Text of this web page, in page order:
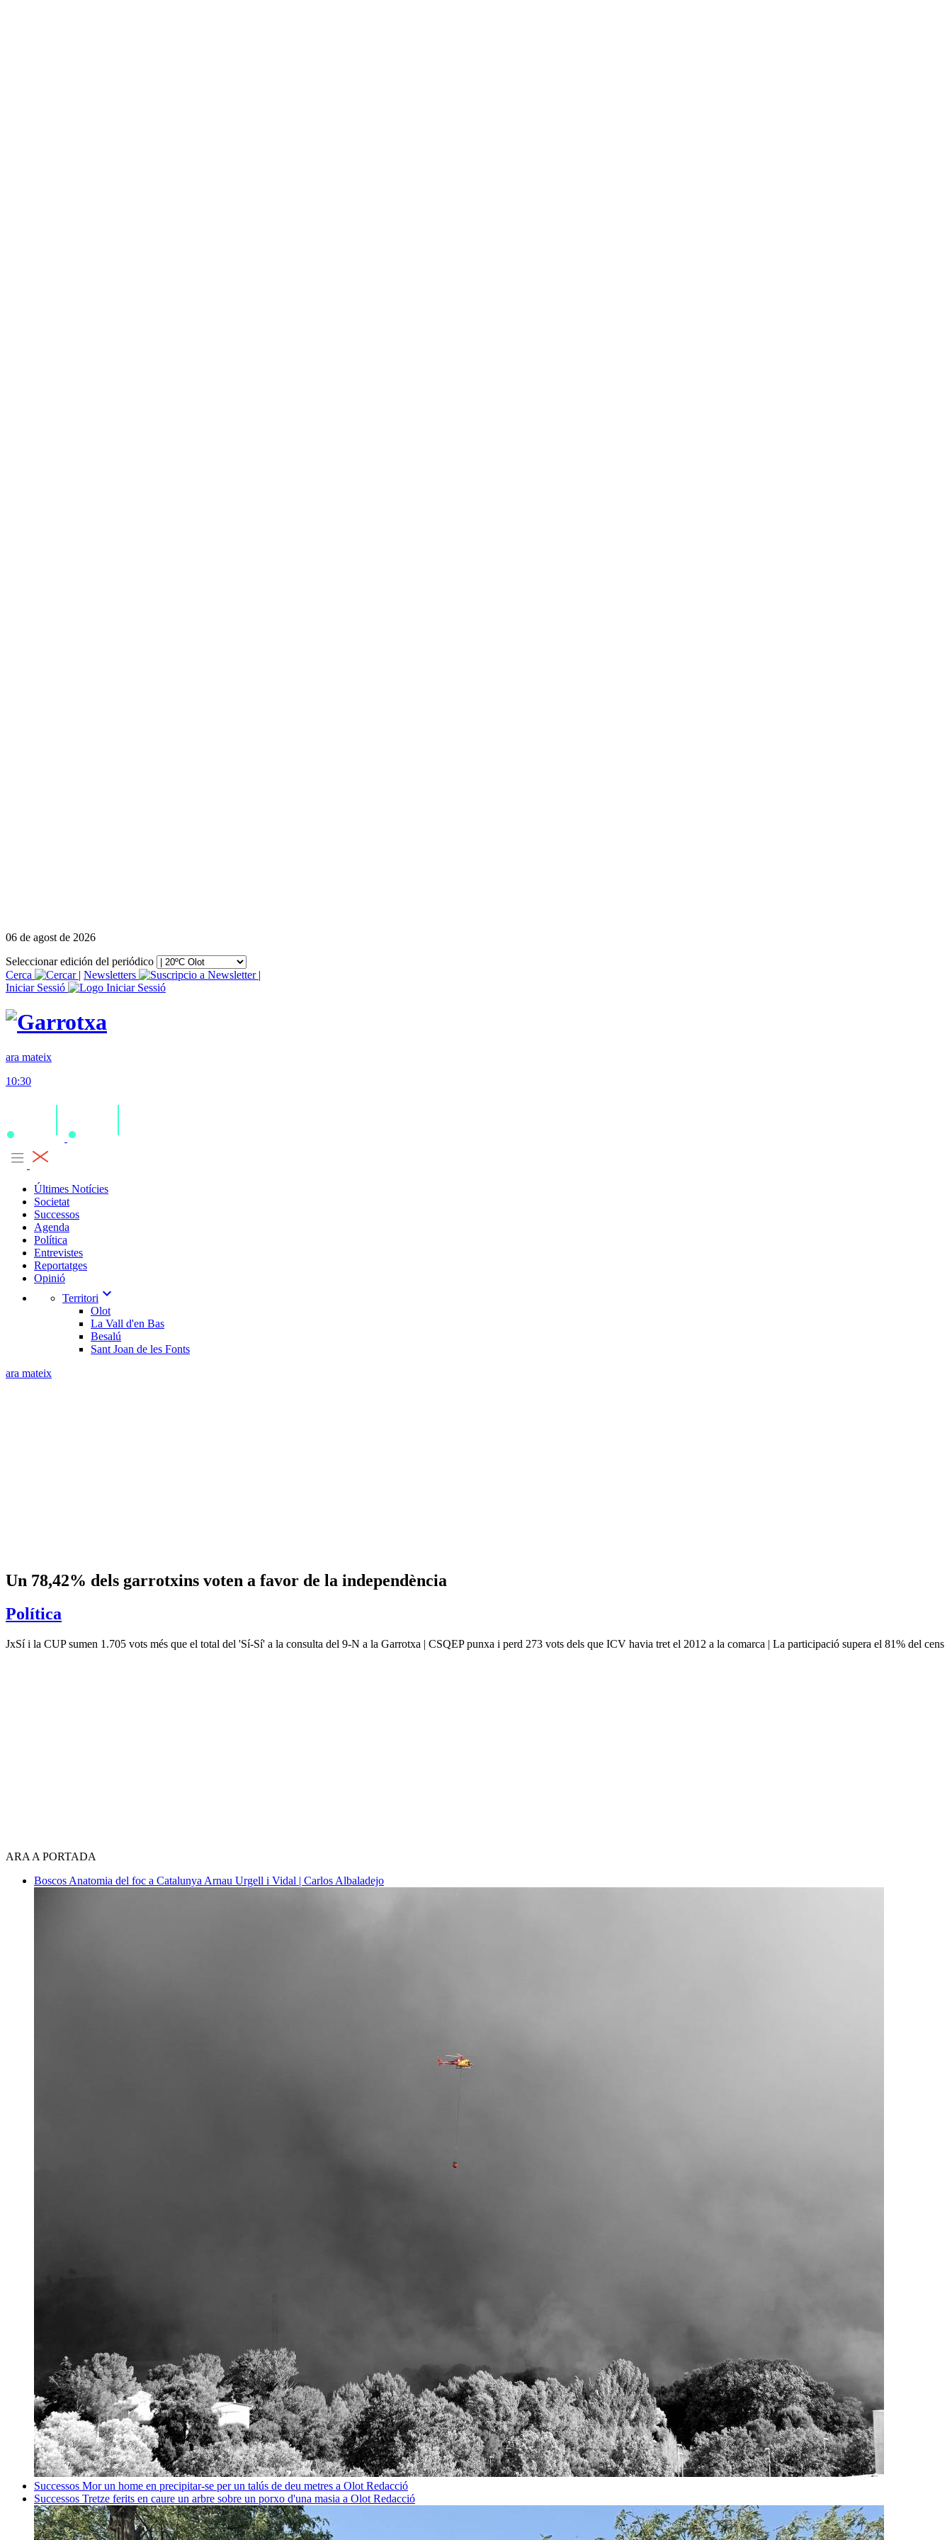
06 de agost de 2026
Seleccionar edición del periódico
Cerca
| Newsletters
|
Iniciar Sessió
ara mateix
10:30
Últimes Notícies
Societat
Successos
Agenda
Política
Entrevistes
Reportatges
Opinió
Territori expand_more
Olot
La Vall d'en Bas
Besalú
Sant Joan de les Fonts
ara mateix
Un 78,42% dels garrotxins voten a favor de la independència
Política
JxSí i la CUP sumen 1.705 vots més que el total del 'Sí-Sí' a la consulta del 9-N a la Garrotxa | CSQEP punxa i perd 273 vots dels que ICV havia tret el 2012 a la comarca | La participació supera el 81% del cens
ARA A PORTADA
Boscos Anatomia del foc a Catalunya Arnau Urgell i Vidal | Carlos Albaladejo
Successos Mor un home en precipitar-se per un talús de deu metres a Olot Redacció
Successos Tretze ferits en caure un arbre sobre un porxo d'una masia a Olot Redacció